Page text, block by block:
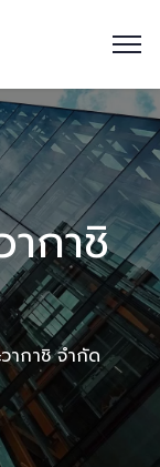
กาชิ
ากาชิ จำกัด